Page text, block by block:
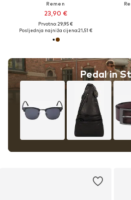
Remen
23,90 €
Prvotno: 29,95 €
Posljednja najniža cijena:21,51 €
Pedal in